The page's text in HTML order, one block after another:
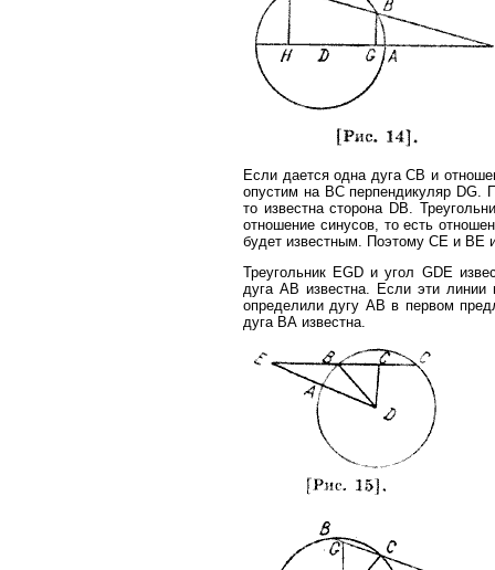
Если дается одна дуга СВ и
опустим на ВС перпендикуляр DG.
то известна сторона DB.
отношение синусов, то есть
будет известным. Поэтому СЕ и BE
Треугольник EGD и угол GDE
дуга АВ известна. Если эти линии
определили дугу АВ в первом
дуга ВА известна.